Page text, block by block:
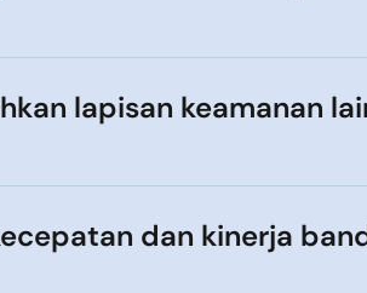
lapisan keamanan
dan kinerja